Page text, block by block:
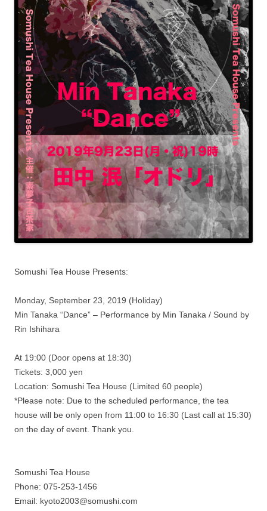
Somushi Tea House Presents:
Monday, September 23, 2019 (Holiday)
Min Tanaka “Dance” – Performance by Min Tanaka / Sound by
Rin Ishihara
At 19:00 (Door opens at 18:30)
Tickets: 3,000 yen
Location: Somushi Tea House (Limited 60 people)
*Please note: Due to the scheduled performance, the tea
house will be only open from 11:00 to 16:30 (Last call at 15:30)
on the day of event. Thank you.
Somushi Tea House
Phone: 075-253-1456
Email: kyoto2003@somushi.com